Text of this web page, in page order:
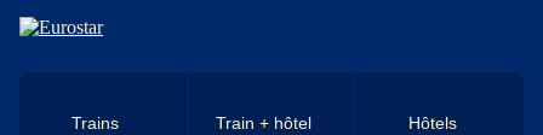
Aller au contenu principal
Trains Train + hôtel Hôtels